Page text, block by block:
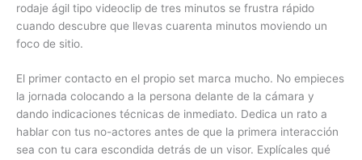
rodaje ágil tipo videoclip de tres minutos se frustra rápido
cuando descubre que llevas cuarenta minutos moviendo un
foco de sitio.
El primer contacto en el propio set marca mucho. No empieces
la jornada colocando a la persona delante de la cámara y
dando indicaciones técnicas de inmediato. Dedica un rato a
hablar con tus no-actores antes de que la primera interacción
sea con tu cara escondida detrás de un visor. Explícales qué